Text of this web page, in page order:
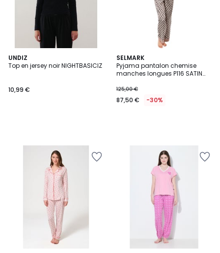
UNDIZ
Top en jersey noir NIGHTBASICIZ
10,99 €
SELMARK
Pyjama pantalon chemise
manches longues P116 SATIN
125,00 €
87,50 € -30%